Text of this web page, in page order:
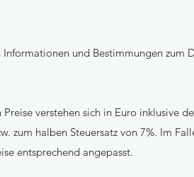
und Bestimmungen zum
verstehen sich in Euro inklusive
zum halben Steuersatz von 7%. Im
entsprechend angepasst.